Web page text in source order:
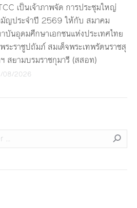
เป็นเจ้าภาพจัด การประชุมใหญ่
ญประจำปี 2569 ให้กับ สมาคม
บันอุดมศึกษาเอกชนแห่งประเทศไทย
ระราชูปถัมภ์ สมเด็จพระเทพรัตนราชสุ
สยามบรมราชกุมารี (สสอท)
08/2026